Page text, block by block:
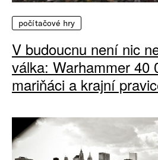
počítačové hry
V budoucnu není nic
válka: Warhammer 40
mariňáci a krajní